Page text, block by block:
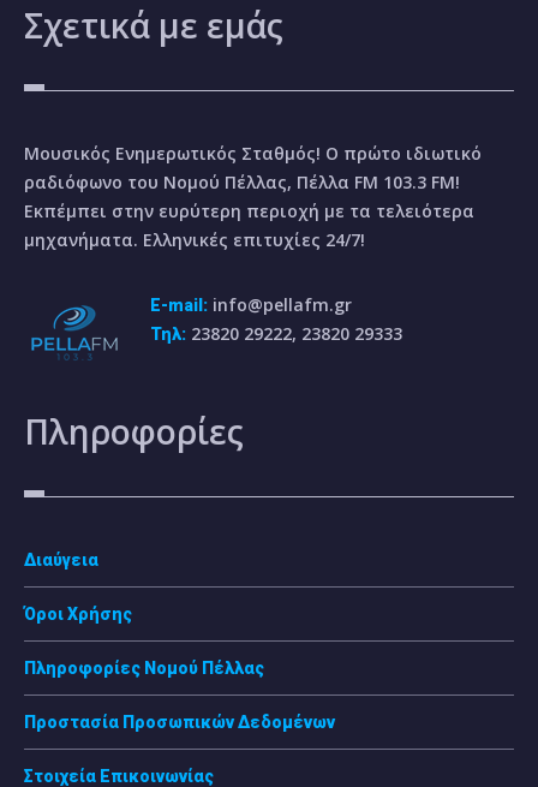
Σχετικά με εμάς
Μουσικός Ενημερωτικός Σταθμός! Ο πρώτο ιδιωτικό
ραδιόφωνο του Νομού Πέλλας, Πέλλα FM 103.3 FM!
Εκπέμπει στην ευρύτερη περιοχή με τα τελειότερα
μηχανήματα. Ελληνικές επιτυχίες 24/7!
E-mail: info@pellafm.gr
Τηλ: 23820 29222, 23820 29333
Πληροφορίες
Διαύγεια
Όροι Χρήσης
Πληροφορίες Νομού Πέλλας
Προστασία Προσωπικών Δεδομένων
Στοιχεία Επικοινωνίας